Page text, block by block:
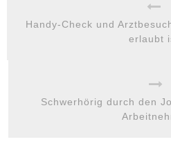
Handy-Check und
erlaubt
Schwerhörig durch den